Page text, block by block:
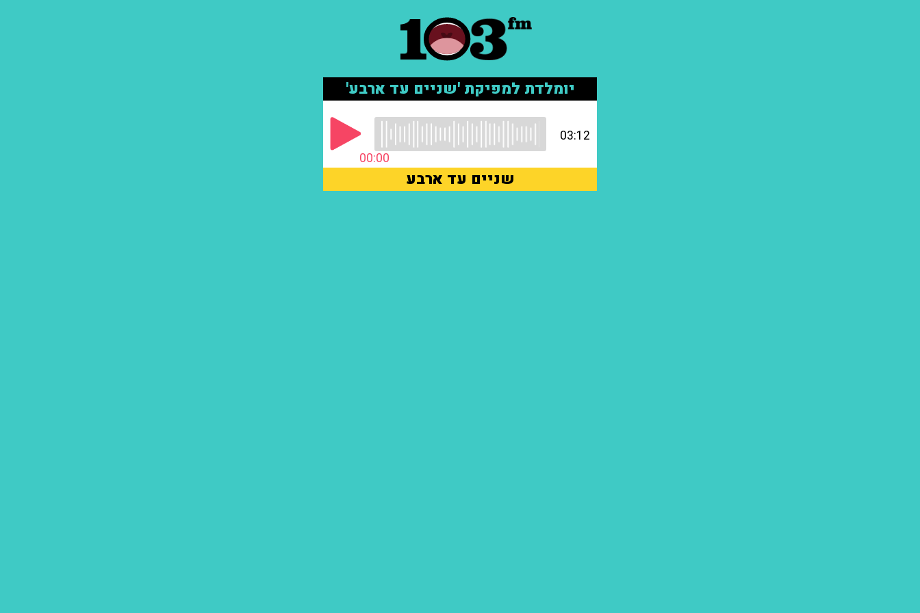
יומלדת למפיקת 'שניים עד ארבע'
00:00
03:12
שניים עד ארבע